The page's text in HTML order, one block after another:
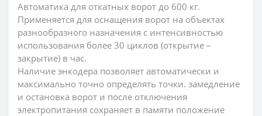
Автоматика для откатных ворот до 600 кг.
Применяется для оснащения ворот на объектах
разнообразного назначения с интенсивностью
использования более 30 циклов (открытие –
закрытие) в час.
Наличие энкодера позволяет автоматически и
максимально точно определять точки. замедление
и остановка ворот и после отключения
электропитания сохраняет в памяти положение